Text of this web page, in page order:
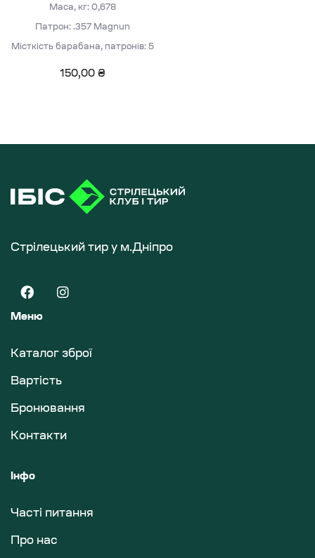
Маса, кг: 0,678
Патрон: .357 Magnun
Місткість барабана, патронів: 5
150,00 ₴
Стрілецький тир у м.Дніпро
Меню
Каталог зброї
Вартість
Бронювання
Контакти
Інфо
Часті питання
Про нас